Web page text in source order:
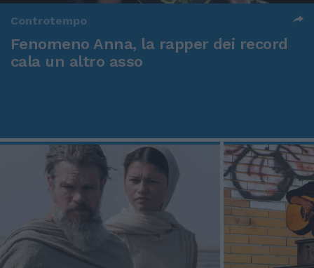
Controtempo
Fenomeno Anna, la rapper dei record
cala un altro asso